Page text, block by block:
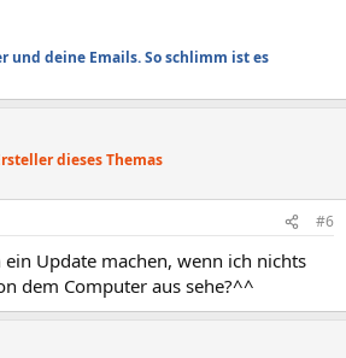
und deine Emails. So schlimm ist es
dieses Themas
#6
Update machen, wenn ich nichts
dem Computer aus sehe?^^